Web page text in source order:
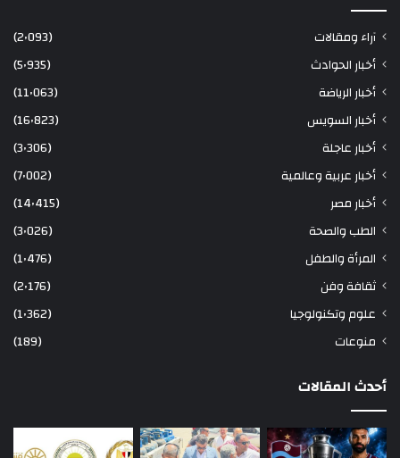
آراء ومقالات
(2٬093)
أخبار الحوادث
(5٬935)
أخبار الرياضة
(11٬063)
أخبار السويس
(16٬823)
أخبار عاجلة
(3٬306)
أخبار عربية وعالمية
(7٬002)
أخبار مصر
(14٬415)
الطب والصحة
(3٬026)
المرأة والطفل
(1٬476)
ثقافة وفن
(2٬176)
علوم وتكنولوجيا
(1٬362)
منوعات
(189)
أحدث المقالات